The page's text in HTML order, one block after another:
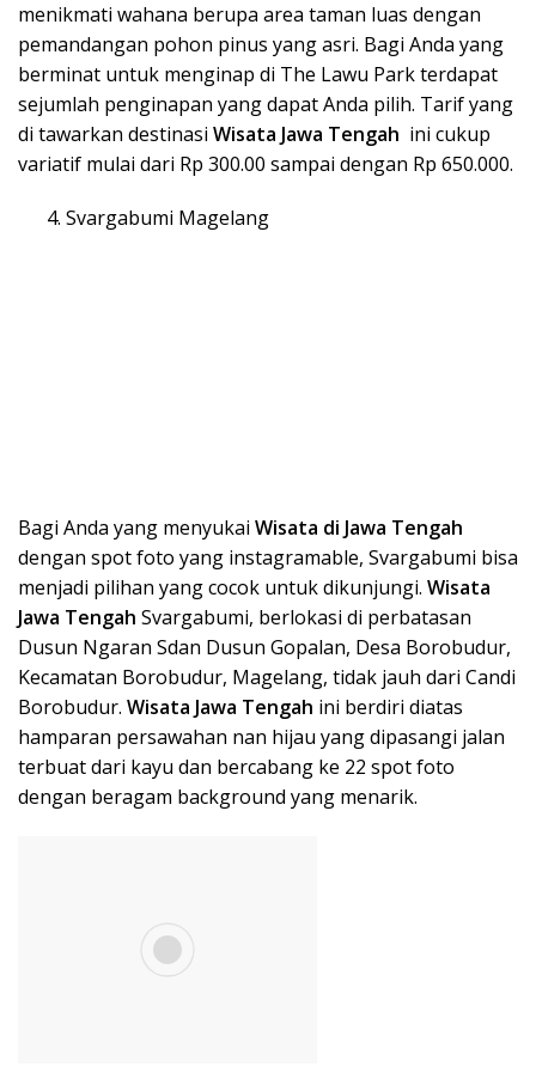
menikmati wahana berupa area taman luas dengan
pemandangan pohon pinus yang asri. Bagi Anda yang
berminat untuk menginap di The Lawu Park terdapat
sejumlah penginapan yang dapat Anda pilih. Tarif yang
di tawarkan destinasi Wisata Jawa Tengah ini cukup
variatif mulai dari Rp 300.00 sampai dengan Rp 650.000.
Svargabumi Magelang
Bagi Anda yang menyukai Wisata di Jawa Tengah
dengan spot foto yang instagramable, Svargabumi bisa
menjadi pilihan yang cocok untuk dikunjungi. Wisata
Jawa Tengah Svargabumi, berlokasi di perbatasan
Dusun Ngaran Sdan Dusun Gopalan, Desa Borobudur,
Kecamatan Borobudur, Magelang, tidak jauh dari Candi
Borobudur. Wisata Jawa Tengah ini berdiri diatas
hamparan persawahan nan hijau yang dipasangi jalan
terbuat dari kayu dan bercabang ke 22 spot foto
dengan beragam background yang menarik.